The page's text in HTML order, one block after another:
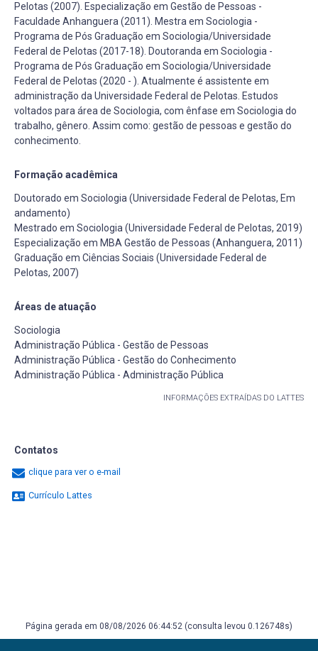
Pelotas (2007). Especialização em Gestão de Pessoas -
Faculdade Anhanguera (2011). Mestra em Sociologia -
Programa de Pós Graduação em Sociologia/Universidade
Federal de Pelotas (2017-18). Doutoranda em Sociologia -
Programa de Pós Graduação em Sociologia/Universidade
Federal de Pelotas (2020 - ). Atualmente é assistente em
administração da Universidade Federal de Pelotas. Estudos
voltados para área de Sociologia, com ênfase em Sociologia do
trabalho, gênero. Assim como: gestão de pessoas e gestão do
conhecimento.
Formação acadêmica
Doutorado em Sociologia (Universidade Federal de Pelotas, Em
andamento)
Mestrado em Sociologia (Universidade Federal de Pelotas, 2019)
Especialização em MBA Gestão de Pessoas (Anhanguera, 2011)
Graduação em Ciências Sociais (Universidade Federal de
Pelotas, 2007)
Áreas de atuação
Sociologia
Administração Pública - Gestão de Pessoas
Administração Pública - Gestão do Conhecimento
Administração Pública - Administração Pública
INFORMAÇÕES EXTRAÍDAS DO LATTES
Contatos
clique para ver o e-mail
Currículo Lattes
Página gerada em 08/08/2026 06:44:52 (consulta levou 0.126748s)